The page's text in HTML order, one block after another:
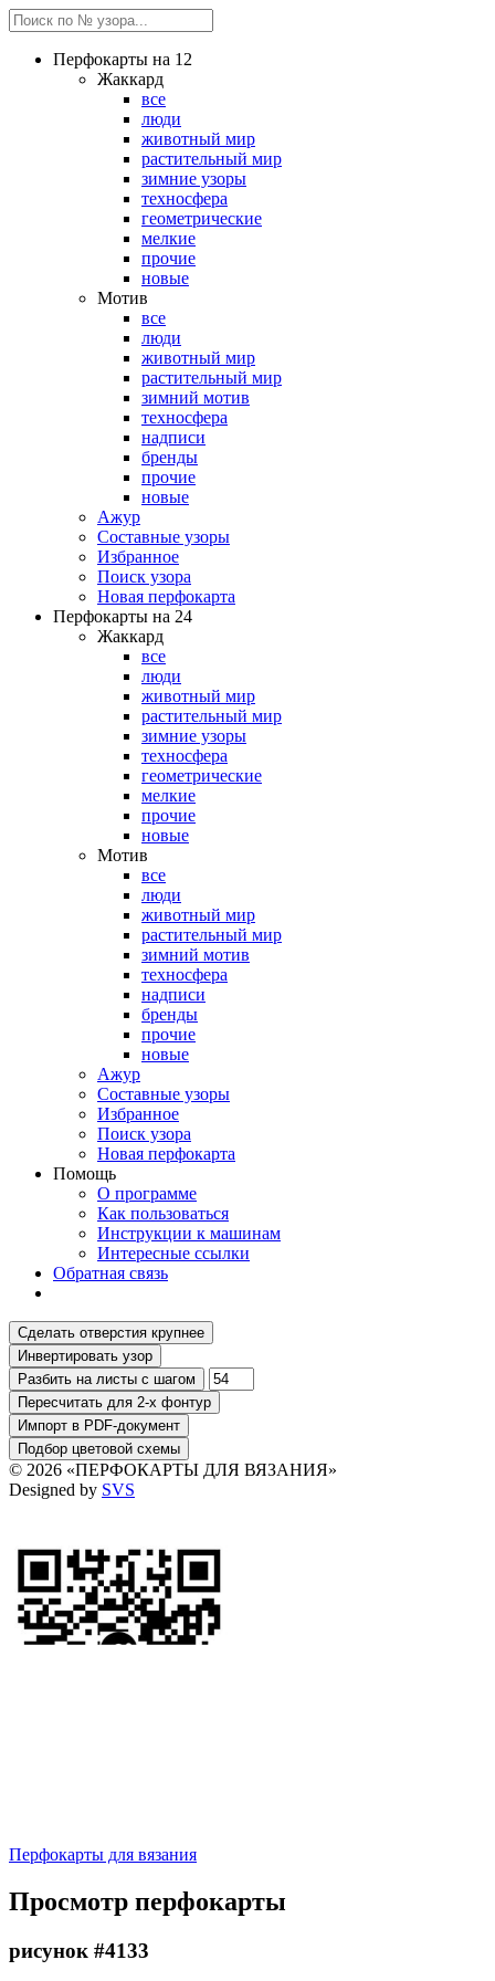
Перфокарты на 12
Жаккард
все
люди
животный мир
растительный мир
зимние узоры
техносфера
геометрические
мелкие
прочие
новые
Мотив
все
люди
животный мир
растительный мир
зимний мотив
техносфера
надписи
бренды
прочие
новые
Ажур
Составные узоры
Избранное
Поиск узора
Новая перфокарта
Перфокарты на 24
Жаккард
все
люди
животный мир
растительный мир
зимние узоры
техносфера
геометрические
мелкие
прочие
новые
Мотив
все
люди
животный мир
растительный мир
зимний мотив
техносфера
надписи
бренды
прочие
новые
Ажур
Составные узоры
Избранное
Поиск узора
Новая перфокарта
Помощь
О программе
Как пользоваться
Инструкции к машинам
Интересные ссылки
Обратная связь
© 2026 «ПЕРФОКАРТЫ ДЛЯ ВЯЗАНИЯ»
Designed by SVS
Перфокарты для вязания
Просмотр перфокарты
рисунок #4133